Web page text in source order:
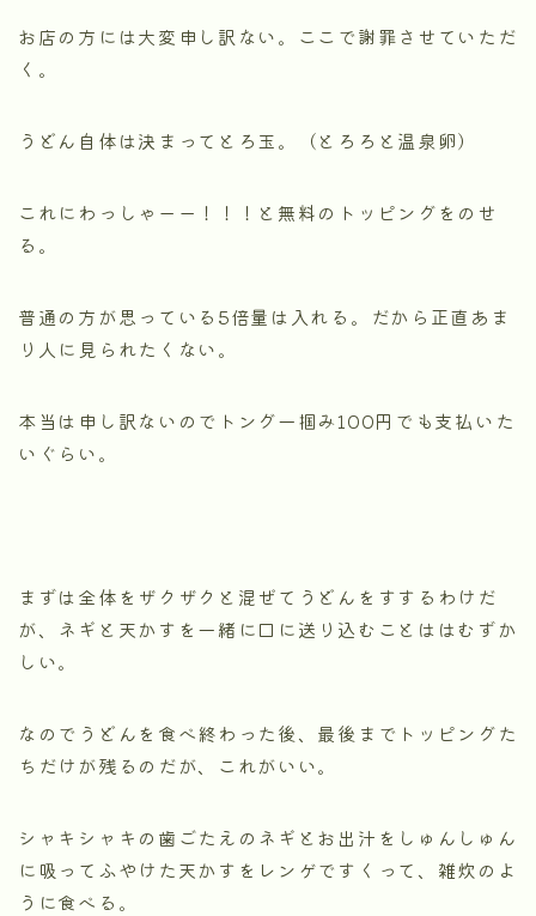
お店の方には大変申し訳ない。ここで謝罪させていただ
く。
うどん自体は決まってとろ玉。（とろろと温泉卵）
これにわっしゃーー！！！と無料のトッピングをのせ
る。
普通の方が思っている5倍量は入れる。だから正直あま
り人に見られたくない。
本当は申し訳ないのでトング一掴み100円でも支払いた
いぐらい。
まずは全体をザクザクと混ぜてうどんをすするわけだ
が、ネギと天かすを一緒に口に送り込むことははむずか
しい。
なのでうどんを食べ終わった後、最後までトッピングた
ちだけが残るのだが、これがいい。
シャキシャキの歯ごたえのネギとお出汁をしゅんしゅん
に吸ってふやけた天かすをレンゲですくって、雑炊のよ
うに食べる。